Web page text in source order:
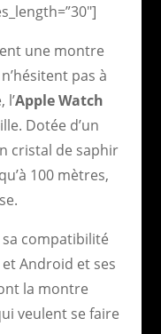
une montre
pas à
Apple Watch
Dotée d’un
cristal de saphir
100 mètres,
compatibilité
Android et ses
la montre
veulent se faire